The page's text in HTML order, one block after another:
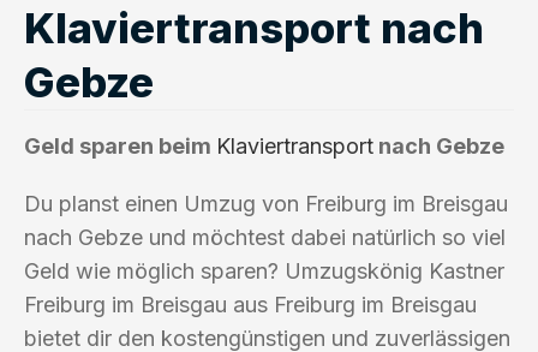
Klaviertransport nach
Gebze
Geld sparen beim Klaviertransport nach Gebze
Du planst einen Umzug von Freiburg im Breisgau
nach Gebze und möchtest dabei natürlich so viel
Geld wie möglich sparen? Umzugskönig Kastner
Freiburg im Breisgau aus Freiburg im Breisgau
bietet dir den kostengünstigen und zuverlässigen